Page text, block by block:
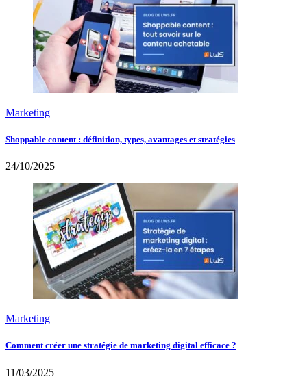
Marketing
Shoppable content : définition, types, avantages et stratégies
24/10/2025
Marketing
Comment créer une stratégie de marketing digital efficace ?
11/03/2025